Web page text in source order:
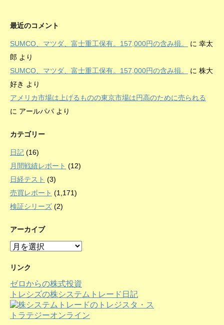
最近のコメント
SUMCO、マツダ、富士重工保有。157,000円の含み損。 に 幸太
郎 より
SUMCO、マツダ、富士重工保有。157,000円の含み損。
に 株大
好き より
アメリカ市場は上げるものの東京市場は円高のために売られる
に アールパパ より
カテゴリー
日記 (16)
月間戦績レポート (12)
日経テスト (3)
売買レポート (1,171)
検証シリーズ (2)
アーカイブ
ア
カ
ブ
リンク
ゼロからの株式投資
トレシズの株システムトレード日記